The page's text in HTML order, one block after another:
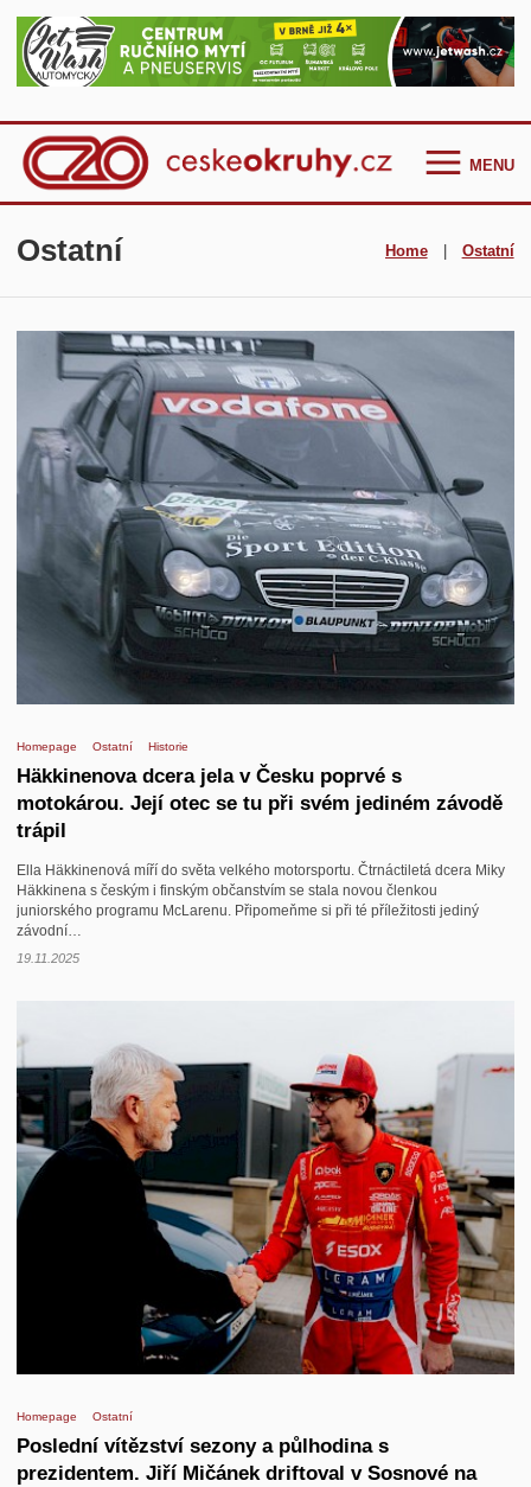
MENU
Češi ve světě
TCR Eastern Europe
Clio Cup Bohemia
Ostatní
Historie
Ostatní Home | Ostatní
Homepage Ostatní Historie
Häkkinenova dcera jela v Česku poprvé s
motokárou. Její otec se tu při svém jediném závodě
trápil
Ella Häkkinenová míří do světa velkého motorsportu. Čtrnáctiletá dcera Miky
Häkkinena s českým i finským občanstvím se stala novou členkou
juniorského programu McLarenu. Připomeňme si při té příležitosti jediný
závodní…
19.11.2025
Homepage Ostatní
Poslední vítězství sezony a půlhodina s
prezidentem. Jiří Mičánek driftoval v Sosnové na